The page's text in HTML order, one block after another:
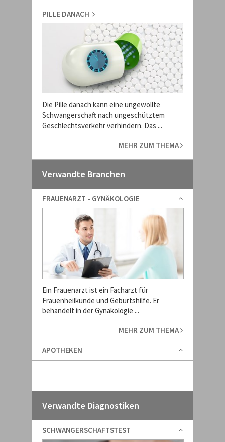
PILLE DANACH
Die Pille danach kann eine ungewollte
Schwangerschaft nach ungeschütztem
Geschlechtsverkehr verhindern. Das ...
MEHR ZUM THEMA
Verwandte Branchen
FRAUENARZT - GYNÄKOLOGIE
Ein Frauenarzt ist ein Facharzt für
Frauenheilkunde und Geburtshilfe. Er
behandelt in der Gynäkologie ...
MEHR ZUM THEMA
APOTHEKEN
Verwandte Diagnostiken
SCHWANGERSCHAFTSTEST